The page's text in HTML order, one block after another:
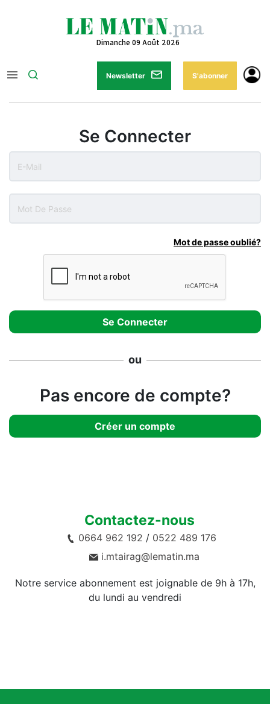
Dimanche 09 Août 2026
Newsletter S'abonner
Se Connecter
Mot de passe oublié?
ou
Pas encore de compte?
Créer un compte
Contactez-nous
0664 962 192 / 0522 489 176
i.mtairag@lematin.ma
Notre service abonnement est joignable de 9h à 17h,
du lundi au vendredi